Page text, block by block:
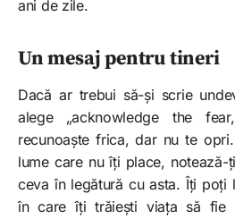
ani de zile.
Un mesaj pentru tineri
Dacă ar trebui să-și scrie
alege „acknowledge the
recunoaște frica, dar nu te
lume care nu îți place,
ceva în legătură cu asta. Îți poți
în care îți trăiești viața să fie